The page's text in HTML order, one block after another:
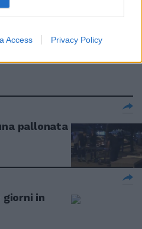
Access Privacy Policy
uccisa a
pallonata
in